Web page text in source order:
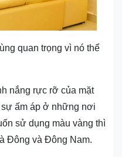
quan trọng vì nó thể
nắng rực rỡ của mặt
ấm áp ở những nơi
sử dụng màu vàng thì
Đông và Đông Nam.